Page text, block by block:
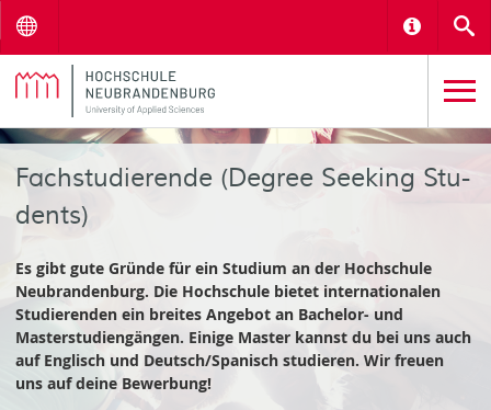
Fach­stu­die­ren­de (De­gree Seeking Stu­
dents)
Es gibt gute Gründe für ein Studium an der Hochschule
Neubrandenburg. Die Hochschule bietet internationalen
Studierenden ein breites Angebot an Bachelor- und
Masterstudiengängen. Einige Master kannst du bei uns auch
auf Englisch und Deutsch/Spanisch studieren. Wir freuen
uns auf deine Bewerbung!